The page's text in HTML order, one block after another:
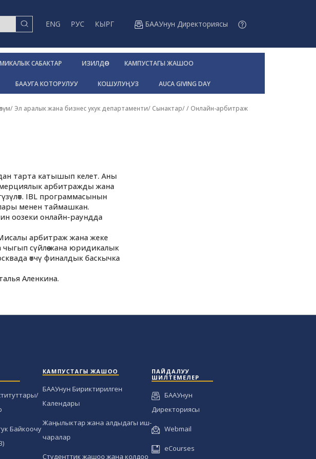
ENG РУС КЫРГ БААУнун Директориясы
САБАКТАР ИЗИЛДӨӨ КАМПУСТАГЫ ЖАШОО
БААУГА КОТОРУЛУУ КОШУЛУҢУЗ AUCA GIVING DAY
/ Эл аралык жана бизнес укук департаменти/ Сынактар/ / Онлайн-арбитраж
тарта катышып келет. Аны
арбитражды жана
IBL программасынын
менен таймашкан.
оозеки онлайн-раундда
арбитраж жана жеке
сүйлөө жана юридикалык
өтчү финалдык баскычка
Аленкина.
Байкоочу
КАМПУСТАГЫ ЖАШОО
БААУнун Бириктирилген
Календары
Жаңылыктар жана алдыдагы иш-
чаралар
Студенттик жашоо жана колдоо
ПАЙДАЛУУ
ШИЛТЕМЕЛЕР
БААУнун
Директориясы
Webmail
eCourses